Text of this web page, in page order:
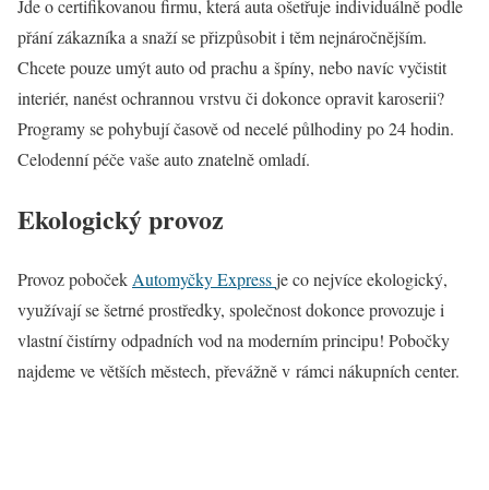
Jde o certifikovanou firmu, která auta ošetřuje individuálně podle
přání zákazníka a snaží se přizpůsobit i těm nejnáročnějším.
Chcete pouze umýt auto od prachu a špíny, nebo navíc vyčistit
interiér, nanést ochrannou vrstvu či dokonce opravit karoserii?
Programy se pohybují časově od necelé půlhodiny po 24 hodin.
Celodenní péče vaše auto znatelně omladí.
Ekologický provoz
Provoz poboček Automyčky Expressje co nejvíce ekologický,
využívají se šetrné prostředky, společnost dokonce provozuje i
vlastní čistírny odpadních vod na moderním principu! Pobočky
najdeme ve větších městech, převážně v rámci nákupních center.